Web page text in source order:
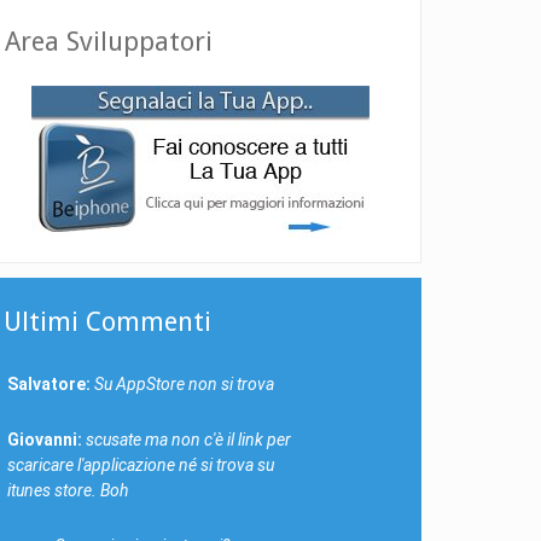
Area Sviluppatori
Ultimi Commenti
Salvatore: Su AppStore non si trova
Giovanni: scusate ma non c'è il link per
scaricare l'applicazione né si trova su
itunes store. Boh